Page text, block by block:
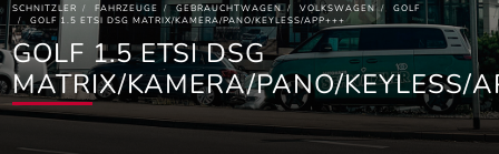
EU Data Act
SCHNITZLER FAHRZEUGE GEBRAUCHTWAGEN VOLKSWAGEN
GOLF
GOLF 1.5 ETSI DSG MATRIX/KAMERA/PANO/KEYLESS/APP+++
GOLF 1.5 ETSI DSG
MATRIX/KAMERA/PANO/KEYLESS/